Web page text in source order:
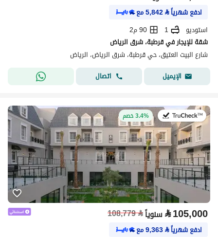
ادفع شهرياً⃁
5,842مع
استوديو
1
90 م2
شقة للإيجار في قرطبة، شرق الرياض
شارع البيت العتيق، حي قرطبة، شرق الرياض، الرياض
الإيميل
اتصال
في:27 يوليو 20263.4% خصم
⃁105,000 سنوياً⃁
108,779
ادفع شهرياً⃁
9,363مع